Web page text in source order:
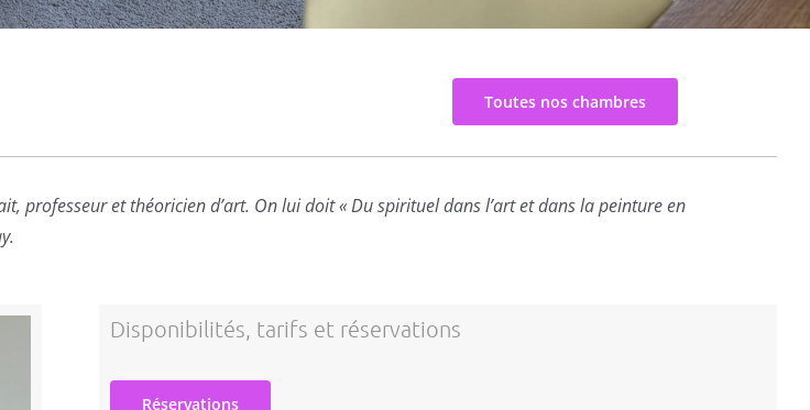
Toutes nos chambres
professeur et théoricien d’art. On lui doit « Du spirituel dans l’art et dans la peinture en
Disponibilités, tarifs et réservations
Réservations